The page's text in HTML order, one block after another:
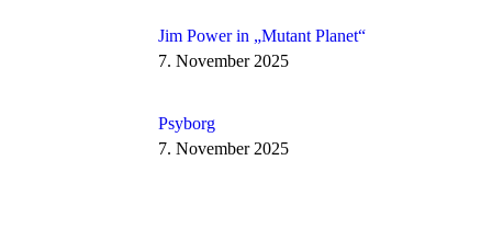
Jim Power in „Mutant Planet“
7. November 2025
Psyborg
7. November 2025